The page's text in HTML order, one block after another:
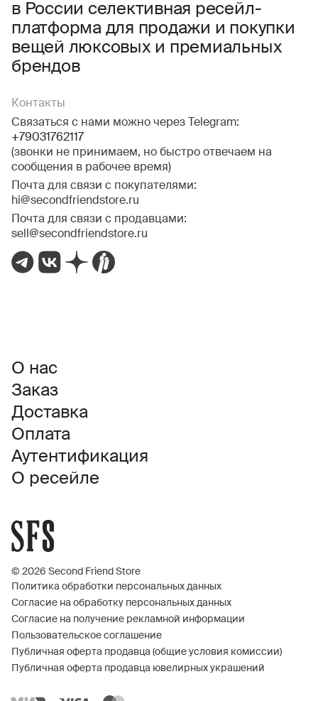
в России селективная ресейл-
платформа для продажи и покупки
вещей люксовых и премиальных
брендов
Контакты
Связаться с нами можно через Telegram:
+79031762117
(звонки не принимаем, но быстро отвечаем на
сообщения в рабочее время)
Почта для связи с покупателями:
hi@secondfriendstore.ru
Почта для связи с продавцами:
sell@secondfriendstore.ru
Даю согласие на получение рекламной информации.
О нас
Заказ
Доставка
Оплата
Аутентификация
О ресейле
© 2026 Second Friend Store
Политика обработки персональных данных
Согласие на обработку персональных данных
Согласие на получение рекламной информации
Пользовательское соглашение
Публичная оферта продавца (общие условия комиссии)
Публичная оферта продавца ювелирных украшений